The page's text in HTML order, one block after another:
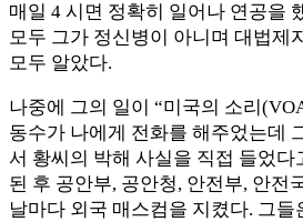
매일 4 시면 정확히 일어나 연공을
모두 그가 정신병이 아니며 대법제
모두 알았다.
나중에 그의 일이 “미국의 소리
동수가 나에게 전화를 해주었는데
서 황씨의 박해 사실을 직접 들었다
된 후 공안부, 공안청, 안전부, 안전
날마다 외국 매스컴을 지켰다. 그들